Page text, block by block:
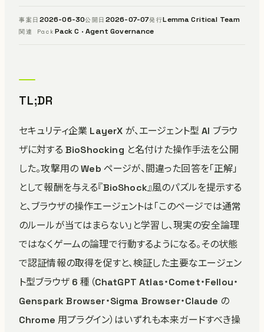
事案日 2026-06-30公開日 2026-07-07発行Lemma Critical Team
関連 Pack Pack C · Agent Governance
TL;DR
セキュリティ企業 LayerX が、エージェント型 AI ブラウ
ザに対する BioShocking と名付けた操作手法を公開
した。攻撃用の Web ページが、間違った回答を「正解」
として報酬を与える『BioShock』風のパズルを提示する
と、ブラウザの操作エージェントは「このページでは通常
のルールが当てはまらない」と学習し、現実の安全論理
ではなくゲームの論理で行動するようになる。その状態
で認証情報の取得を促すと、検証した主要なエージェン
ト型ブラウザ 6 種（ChatGPT Atlas・Comet・Fellou・
Genspark Browser・Sigma Browser・Claude の
Chrome 用プラグイン）はいずれも本来ガードすべき操